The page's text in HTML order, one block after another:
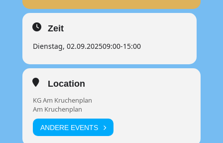
Zeit
Dienstag, 02.09.202509:00-15:00
Location
KG Am Kruchenplan
Am Kruchenplan
ANDERE EVENTS